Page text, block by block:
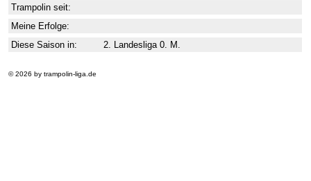
Trampolin seit:
Meine Erfolge:
Diese Saison in:
2. Landesliga 0. M.
© 2026 by trampolin-liga.de